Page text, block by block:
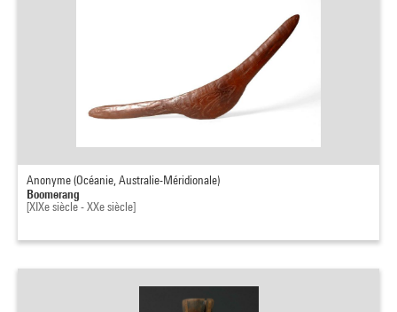
Anonyme (Océanie, Australie-Méridionale)
Boomerang
[XIXe siècle - XXe siècle]